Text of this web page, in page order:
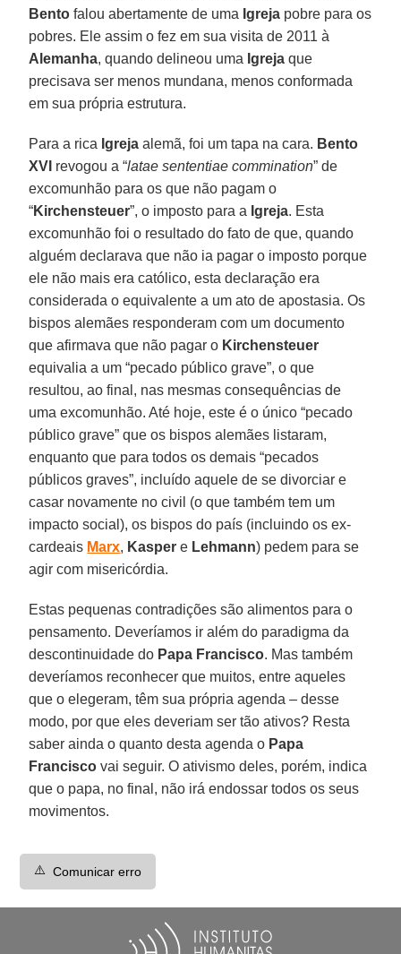
Bento falou abertamente de uma Igreja pobre para os
pobres. Ele assim o fez em sua visita de 2011 à
Alemanha, quando delineou uma Igreja que
precisava ser menos mundana, menos conformada
em sua própria estrutura.
Para a rica Igreja alemã, foi um tapa na cara. Bento
XVI revogou a “latae sententiae commination” de
excomunhão para os que não pagam o
“Kirchensteuer”, o imposto para a Igreja. Esta
excomunhão foi o resultado do fato de que, quando
alguém declarava que não ia pagar o imposto porque
ele não mais era católico, esta declaração era
considerada o equivalente a um ato de apostasia. Os
bispos alemães responderam com um documento
que afirmava que não pagar o Kirchensteuer
equivalia a um “pecado público grave”, o que
resultou, ao final, nas mesmas consequências de
uma excomunhão. Até hoje, este é o único “pecado
público grave” que os bispos alemães listaram,
enquanto que para todos os demais “pecados
públicos graves”, incluído aquele de se divorciar e
casar novamente no civil (o que também tem um
impacto social), os bispos do país (incluindo os ex-
cardeais Marx, Kasper e Lehmann) pedem para se
agir com misericórdia.
Estas pequenas contradições são alimentos para o
pensamento. Deveríamos ir além do paradigma da
descontinuidade do Papa Francisco. Mas também
deveríamos reconhecer que muitos, entre aqueles
que o elegeram, têm sua própria agenda – desse
modo, por que eles deveriam ser tão ativos? Resta
saber ainda o quanto desta agenda o Papa
Francisco vai seguir. O ativismo deles, porém, indica
que o papa, no final, não irá endossar todos os seus
movimentos.
⚠️ Comunicar erro